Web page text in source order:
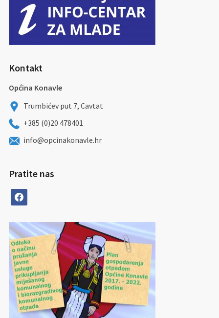
Kontakt
Općina Konavle
Trumbićev put 7, Cavtat
+385 (0)20 478401
info@opcinakonavle.hr
Pratite nas
facebook